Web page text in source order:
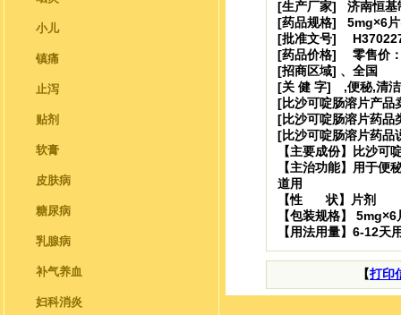
小儿
镇痛
止泻
贴剂
软膏
皮肤病
糖尿病
乳腺病
补气养血
妇科消炎
[生产厂家] 济南恒基
[药品规格] 5mg×6片
[批准文号]
[药品价格] 零售价
[招商区域] 、全国
[关 健 字] ,便秘,清
[比沙可啶肠溶片产
[比沙可啶肠溶片药品
[比沙可啶肠溶片药
【主要成份】比沙可
【主治功能】用于便
道用
【性 状】片剂
【包装规格】
【用法用量】6-12
【打印